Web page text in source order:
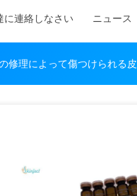
に連絡しなさい ニュース
修理によって傷つけられる皮